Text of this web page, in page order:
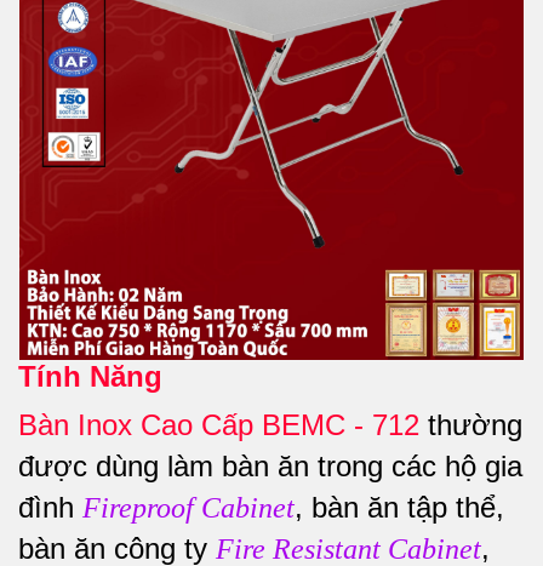
Tính Năng
Bàn Inox Cao Cấp BEMC - 712 thường
được dùng làm bàn ăn trong các hộ gia
đình Fireproof Cabinet, bàn ăn tập thể,
bàn ăn công ty Fire Resistant Cabinet,